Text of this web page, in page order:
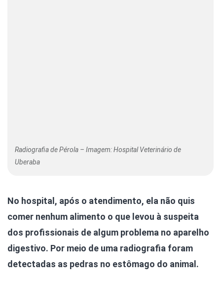
Radiografia de Pérola – Imagem: Hospital Veterinário de
Uberaba
No hospital, após o atendimento, ela não quis
comer nenhum alimento o que levou à suspeita
dos profissionais de algum problema no aparelho
digestivo. Por meio de uma radiografia foram
detectadas as pedras no estômago do animal.